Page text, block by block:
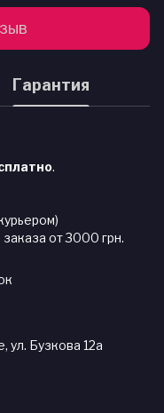
Гарантия
.
от 3000 грн.
ул. Бузкова 12а